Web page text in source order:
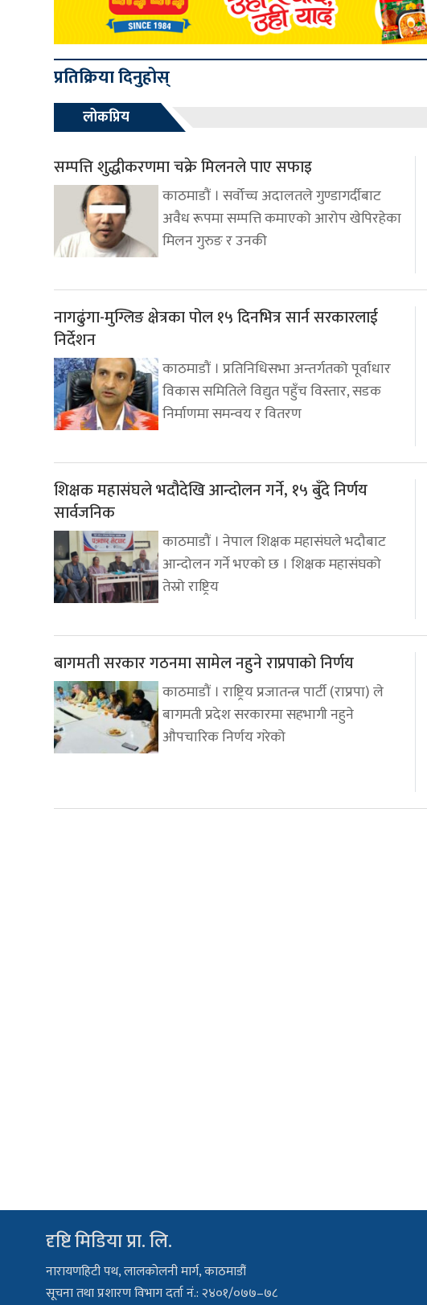
प्रतिक्रिया दिनुहोस्
लोकप्रिय
सम्पत्ति शुद्धीकरणमा चक्रे मिलनले पाए सफाइ
काठमाडौं । सर्वोच्च अदालतले गुण्डागर्दीबाट
अवैध रूपमा सम्पत्ति कमाएको आरोप खेपिरहेका
मिलन गुरुङ र उनकी
नागढुंगा-मुग्लिङ क्षेत्रका पोल १५ दिनभित्र सार्न सरकारलाई
निर्देशन
काठमाडौं । प्रतिनिधिसभा अन्तर्गतको पूर्वाधार
विकास समितिले विद्युत पहुँच विस्तार, सडक
निर्माणमा समन्वय र वितरण
शिक्षक महासंघले भदौदेखि आन्दोलन गर्ने, १५ बुँदे निर्णय
सार्वजनिक
काठमाडौं । नेपाल शिक्षक महासंघले भदौबाट
आन्दोलन गर्ने भएको छ । शिक्षक महासंघको
तेस्रो राष्ट्रिय
बागमती सरकार गठनमा सामेल नहुने राप्रपाको निर्णय
काठमाडौं । राष्ट्रिय प्रजातन्त्र पार्टी (राप्रपा) ले
बागमती प्रदेश सरकारमा सहभागी नहुने
औपचारिक निर्णय गरेको
दृष्टि मिडिया प्रा. लि.
नारायणहिटी पथ, लालकोलनी मार्ग, काठमाडौं
सूचना तथा प्रशारण विभाग दर्ता नं.: २४०१/०७७–७८